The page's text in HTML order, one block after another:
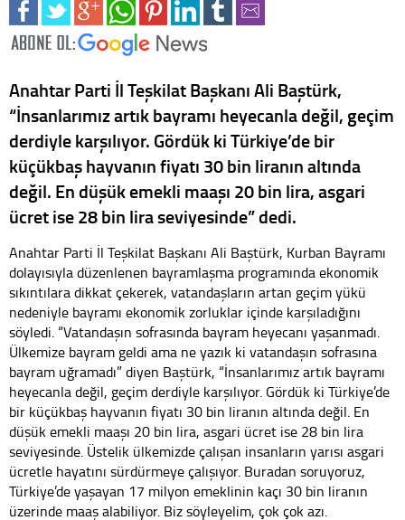
Anahtar Parti İl Teşkilat Başkanı Ali Baştürk,
“İnsanlarımız artık bayramı heyecanla değil, geçim
derdiyle karşılıyor. Gördük ki Türkiye’de bir
küçükbaş hayvanın fiyatı 30 bin liranın altında
değil. En düşük emekli maaşı 20 bin lira, asgari
ücret ise 28 bin lira seviyesinde” dedi.
Anahtar Parti İl Teşkilat Başkanı Ali Baştürk, Kurban Bayramı
dolayısıyla düzenlenen bayramlaşma programında ekonomik
sıkıntılara dikkat çekerek, vatandaşların artan geçim yükü
nedeniyle bayramı ekonomik zorluklar içinde karşıladığını
söyledi. “Vatandaşın sofrasında bayram heyecanı yaşanmadı.
Ülkemize bayram geldi ama ne yazık ki vatandaşın sofrasına
bayram uğramadı” diyen Baştürk, “İnsanlarımız artık bayramı
heyecanla değil, geçim derdiyle karşılıyor. Gördük ki Türkiye’de
bir küçükbaş hayvanın fiyatı 30 bin liranın altında değil. En
düşük emekli maaşı 20 bin lira, asgari ücret ise 28 bin lira
seviyesinde. Üstelik ülkemizde çalışan insanların yarısı asgari
ücretle hayatını sürdürmeye çalışıyor. Buradan soruyoruz,
Türkiye’de yaşayan 17 milyon emeklinin kaçı 30 bin liranın
üzerinde maaş alabiliyor. Biz söyleyelim, çok çok azı.